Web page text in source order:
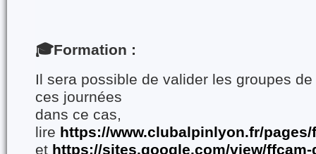
🎓Formation :
Il sera possible de valider les groupes
ces journées
dans ce cas,
lire https://www.clubalpinlyon.fr/
et https://sites.google.com/view/